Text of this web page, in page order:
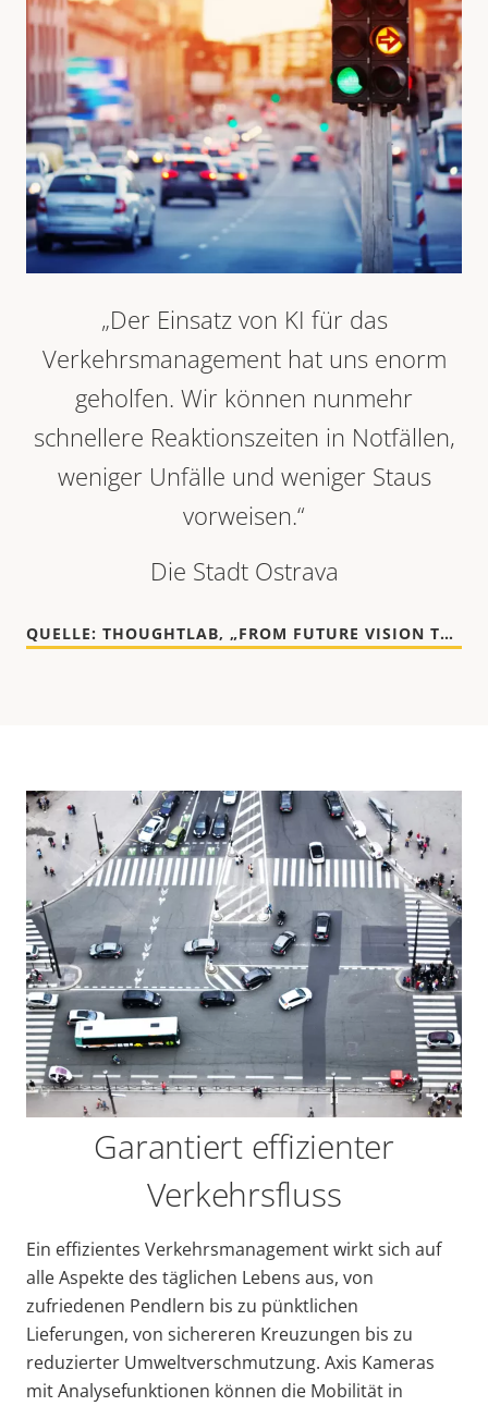
„Der Einsatz von KI für das
Verkehrsmanagement hat uns enorm
geholfen. Wir können nunmehr
schnellere Reaktionszeiten in Notfällen,
weniger Unfälle und weniger Staus
vorweisen.“
Die Stadt Ostrava
QUELLE: THOUGHTLAB, „FROM FUTURE VISION TO URBAN REALITY“
Garantiert effizienter
Verkehrsfluss
Ein effizientes Verkehrsmanagement wirkt sich auf
alle Aspekte des täglichen Lebens aus, von
zufriedenen Pendlern bis zu pünktlichen
Lieferungen, von sichereren Kreuzungen bis zu
reduzierter Umweltverschmutzung. Axis Kameras
mit Analysefunktionen können die Mobilität in